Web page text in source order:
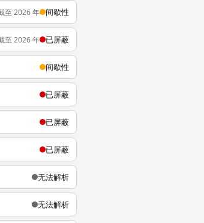
至 2026 年 间歇性
至 2026 年 已屏蔽
间歇性
已屏蔽
已屏蔽
已屏蔽
无法解析
无法解析